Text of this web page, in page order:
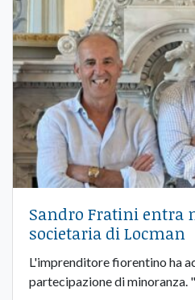
Sandro Fratini entra
societaria di Locman
L'imprenditore fiorentino ha
partecipazione di minoranza.